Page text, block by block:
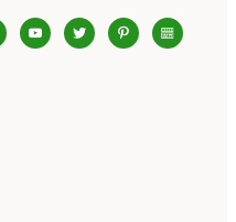
youtubetwitter pinteresteditor-
kitchensink